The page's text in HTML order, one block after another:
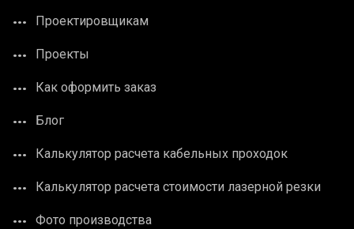
Проектировщикам
Проекты
Как оформить заказ
Блог
Калькулятор расчета кабельных проходок
Калькулятор расчета стоимости лазерной резки
Фото производства